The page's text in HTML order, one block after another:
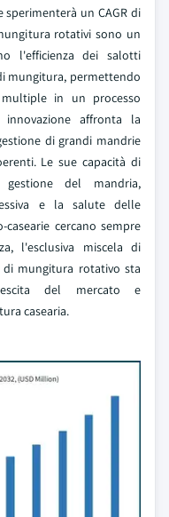
un CAGR di
rotativi sono un
l'efficienza dei salotti
mungitura, permettendo
in un processo
affronta la
di grandi mandrie
Le sue capacità di
del mandria,
e la salute delle
cercano sempre
l'esclusiva miscela di
mungitura rotativo sta
del mercato e
casearia.